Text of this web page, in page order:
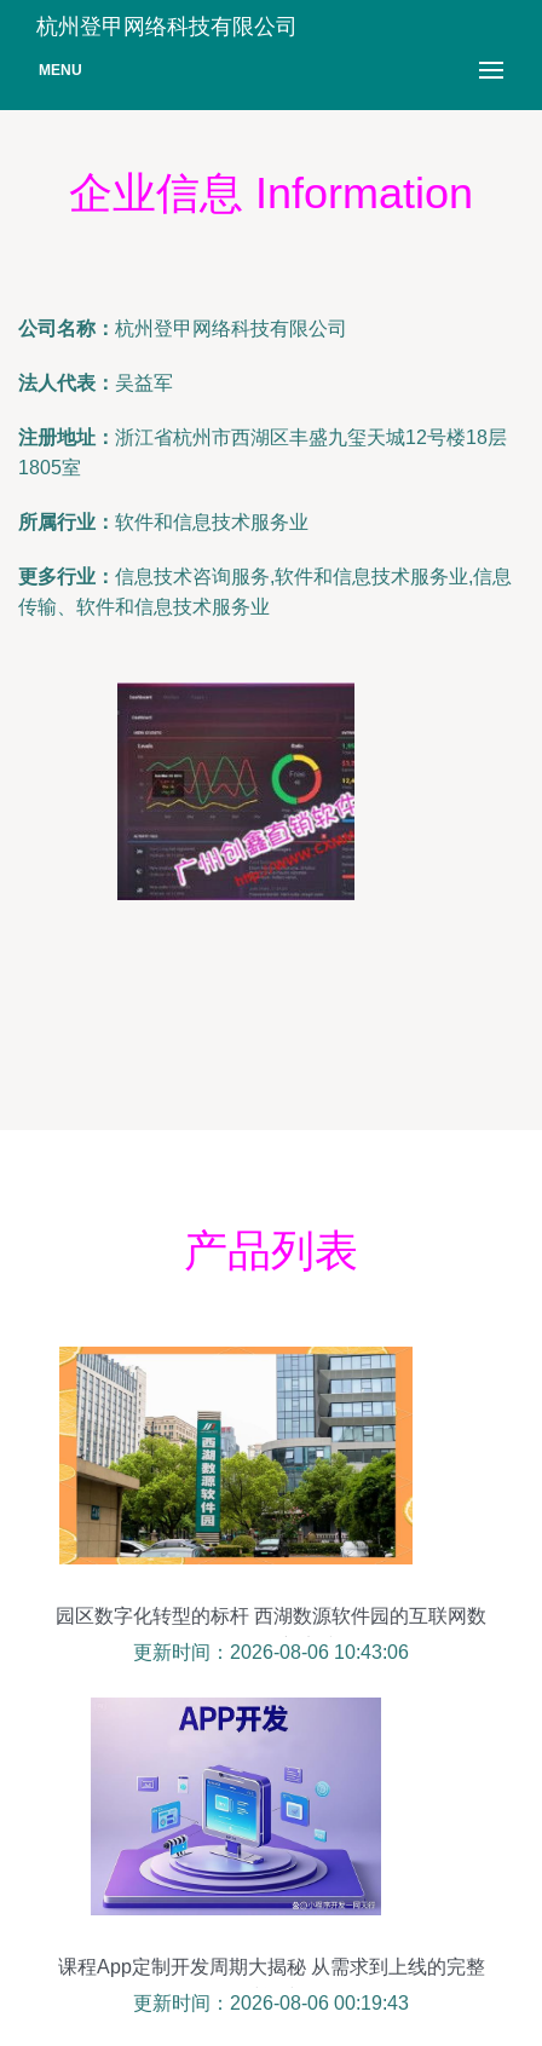
杭州登甲网络科技有限公司
MENU
企业信息 Information
公司名称： 杭州登甲网络科技有限公司
法人代表： 吴益军
注册地址： 浙江省杭州市西湖区丰盛九玺天城12号楼18层
1805室
所属行业： 软件和信息技术服务业
更多行业： 信息技术咨询服务,软件和信息技术服务业,信息
传输、软件和信息技术服务业
产品列表
园区数字化转型的标杆 西湖数源软件园的互联网数
据服务创新实践
更新时间：2026-08-06 10:43:06
课程App定制开发周期大揭秘 从需求到上线的完整
时间线
更新时间：2026-08-06 00:19:43